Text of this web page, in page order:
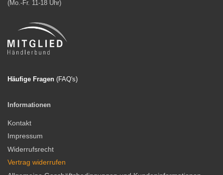
(Mo.-Fr. 11-18 Uhr)
Häufige Fragen (FAQ's)
Informationen
Kontakt
Impressum
Widerrufsrecht
Vertrag widerrufen